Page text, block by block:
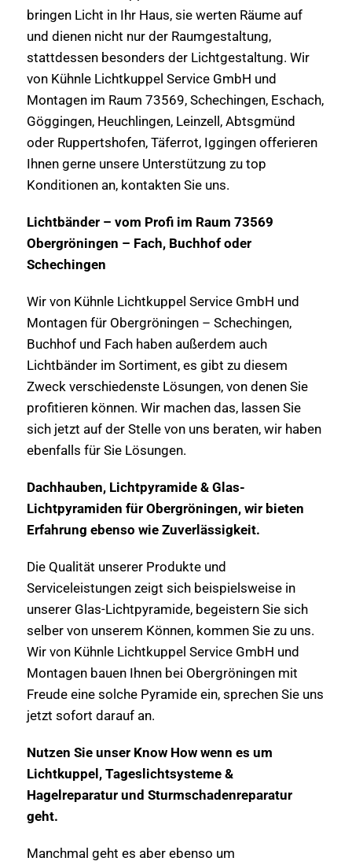
bringen Licht in Ihr Haus, sie werten Räume auf
und dienen nicht nur der Raumgestaltung,
stattdessen besonders der Lichtgestaltung. Wir
von Kühnle Lichtkuppel Service GmbH und
Montagen im Raum 73569, Schechingen, Eschach,
Göggingen, Heuchlingen, Leinzell, Abtsgmünd
oder Ruppertshofen, Täferrot, Iggingen offerieren
Ihnen gerne unsere Unterstützung zu top
Konditionen an, kontakten Sie uns.
Lichtbänder – vom Profi im Raum 73569
Obergröningen – Fach, Buchhof oder
Schechingen
Wir von Kühnle Lichtkuppel Service GmbH und
Montagen für Obergröningen – Schechingen,
Buchhof und Fach haben außerdem auch
Lichtbänder im Sortiment, es gibt zu diesem
Zweck verschiedenste Lösungen, von denen Sie
profitieren können. Wir machen das, lassen Sie
sich jetzt auf der Stelle von uns beraten, wir haben
ebenfalls für Sie Lösungen.
Dachhauben, Lichtpyramide & Glas-
Lichtpyramiden für Obergröningen, wir bieten
Erfahrung ebenso wie Zuverlässigkeit.
Die Qualität unserer Produkte und
Serviceleistungen zeigt sich beispielsweise in
unserer Glas-Lichtpyramide, begeistern Sie sich
selber von unserem Können, kommen Sie zu uns.
Wir von Kühnle Lichtkuppel Service GmbH und
Montagen bauen Ihnen bei Obergröningen mit
Freude eine solche Pyramide ein, sprechen Sie uns
jetzt sofort darauf an.
Nutzen Sie unser Know How wenn es um
Lichtkuppel, Tageslichtsysteme &
Hagelreparatur und Sturmschadenreparatur
geht.
Manchmal geht es aber ebenso um